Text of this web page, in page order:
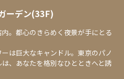
ーデン(33F)
。都心のきらめく夜景が手にとる
は巨大なキャンドル。東京のパノ
、あなたを格別なひとときへと誘